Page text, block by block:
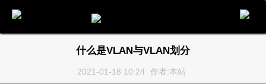
什么是VLAN与VLAN划分
2021-01-18 10:24 作者:本站
电话 留言